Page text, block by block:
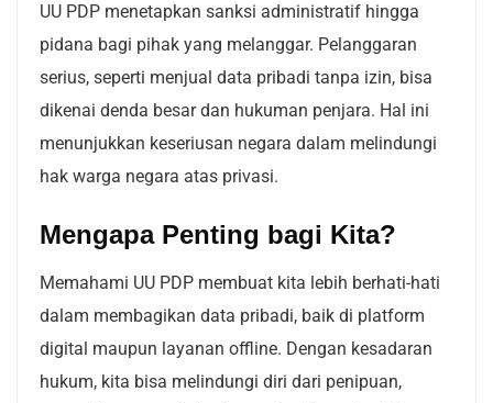
UU PDP menetapkan sanksi administratif hingga
pidana bagi pihak yang melanggar. Pelanggaran
serius, seperti menjual data pribadi tanpa izin, bisa
dikenai denda besar dan hukuman penjara. Hal ini
menunjukkan keseriusan negara dalam melindungi
hak warga negara atas privasi.
Mengapa Penting bagi Kita?
Memahami UU PDP membuat kita lebih berhati-hati
dalam membagikan data pribadi, baik di platform
digital maupun layanan offline. Dengan kesadaran
hukum, kita bisa melindungi diri dari penipuan,